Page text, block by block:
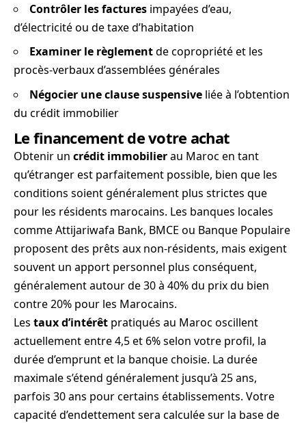
Contrôler les factures impayées d’eau,
d’électricité ou de taxe d’habitation
Examiner le règlementde copropriété et les
procès-verbaux d’assemblées générales
Négocier une clause suspensive liée à l’obtention
du crédit immobilier
Le financement de votre achat
Obtenir un crédit immobilierau Maroc en tant
qu’étranger est parfaitement possible, bien que les
conditions soient généralement plus strictes que
pour les résidents marocains. Les banques locales
comme Attijariwafa Bank, BMCE ou Banque Populaire
proposent des prêts aux non-résidents, mais exigent
souvent un apport personnel plus conséquent,
généralement autour de 30 à 40% du prix du bien
contre 20% pour les Marocains.
Les taux d’intérêt pratiqués au Maroc oscillent
actuellement entre 4,5 et 6% selon votre profil, la
durée d’emprunt et la banque choisie. La durée
maximale s’étend généralement jusqu’à 25 ans,
parfois 30 ans pour certains établissements. Votre
capacité d’endettement sera calculée sur la base de